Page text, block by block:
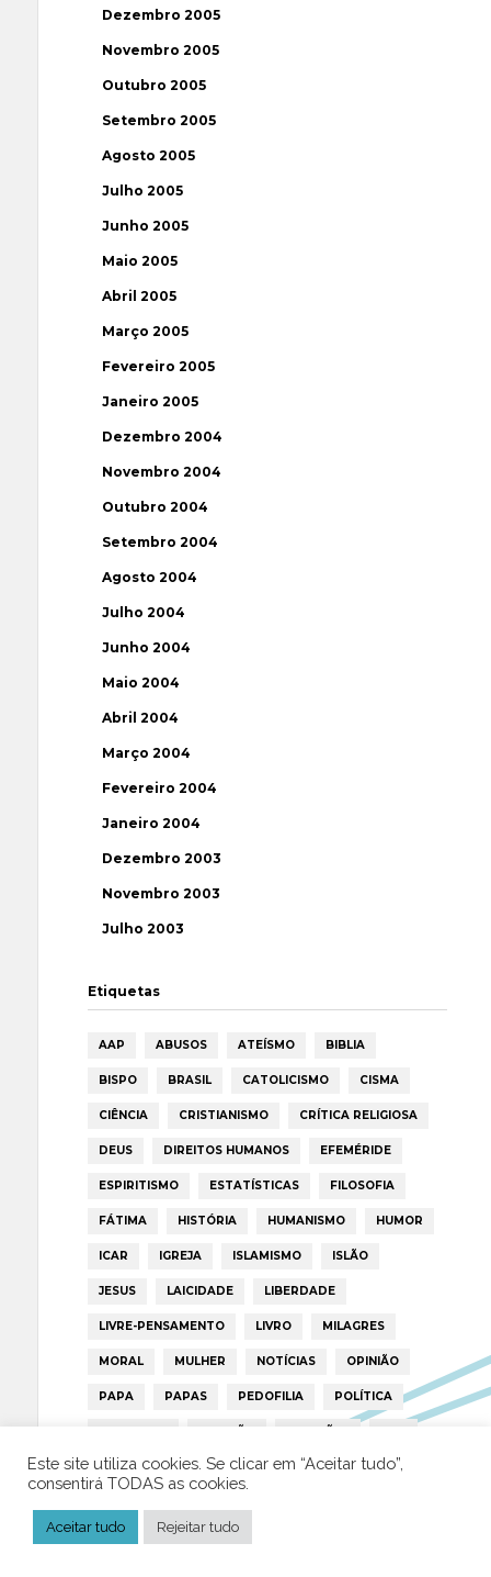
Dezembro 2005
Novembro 2005
Outubro 2005
Setembro 2005
Agosto 2005
Julho 2005
Junho 2005
Maio 2005
Abril 2005
Março 2005
Fevereiro 2005
Janeiro 2005
Dezembro 2004
Novembro 2004
Outubro 2004
Setembro 2004
Agosto 2004
Julho 2004
Junho 2004
Maio 2004
Abril 2004
Março 2004
Fevereiro 2004
Janeiro 2004
Dezembro 2003
Novembro 2003
Julho 2003
Etiquetas
AAP ABUSOS ATEÍSMO BIBLIA
BISPO BRASIL CATOLICISMO CISMA
CIÊNCIA CRISTIANISMO CRÍTICA RELIGIOSA
DEUS DIREITOS HUMANOS EFEMÉRIDE
ESPIRITISMO ESTATÍSTICAS FILOSOFIA
FÁTIMA HISTÓRIA HUMANISMO HUMOR
ICAR IGREJA ISLAMISMO ISLÃO
JESUS LAICIDADE LIBERDADE
LIVRE-PENSAMENTO LIVRO MILAGRES
MORAL MULHER NOTÍCIAS OPINIÃO
PAPA PAPAS PEDOFILIA POLÍTICA
PORTUGAL RELIGIÃO RELIGIÕES RTP
TRUMP VATICANO
Este site utiliza cookies. Se clicar em “Aceitar tudo”,
consentirá TODAS as cookies.
Aceitar tudo Rejeitar tudo